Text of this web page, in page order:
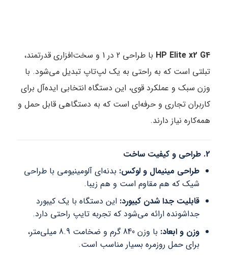
HP Elite x2 G4
با طراحی 2 در 1 و سخت‌افزاری قدرتمند،
تبلتی است که به راحتی به یک لپ‌تاپ تبدیل می‌شود. با
وزن سبک و عملکرد قوی، این دستگاه انتخابی ایده‌آل برای
کاربران تجاری و حرفه‌ای است که به دستگاهی قابل حمل و
همه‌کاره نیاز دارند.
2. طراحی و کیفیت ساخت
طراحی مینیمال و لوکس: بدنه‌ای آلومینیومی با طراحی
شیک که هم مقاوم است و هم زیبا.
قابلیت جدا شدن کیبورد: این دستگاه با یک کیبورد
جداشونده ارائه می‌شود که تجربه تایپ راحتی دارد.
وزن و ابعاد:
با وزن 840 گرم و ضخامت 8.9 میلی‌متر،
برای حمل روزمره بسیار مناسب است.